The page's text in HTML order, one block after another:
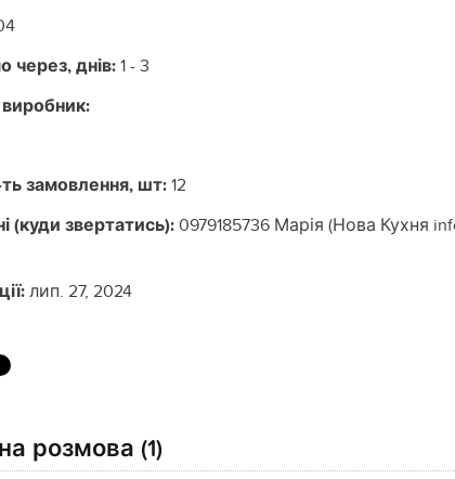
через, днів:1 - 3
ть замовлення, шт:12
(куди звертатись):0979185736 Марія (Нова Кухня
лип. 27, 2024
розмова (1)